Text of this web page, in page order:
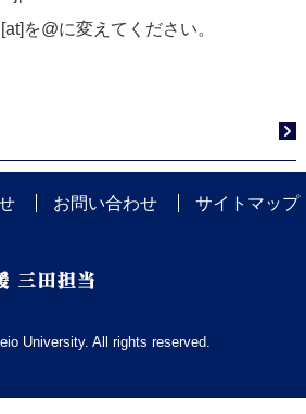
を@に変えてください。
お問い合わせ サイトマップ
University. All rights reserved.